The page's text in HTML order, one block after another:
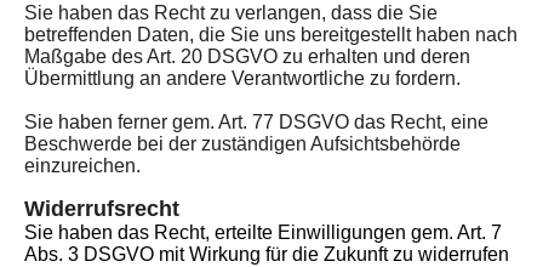
Sie haben das Recht zu verlangen, dass die Sie
betreffenden Daten, die Sie uns bereitgestellt haben nach
Maßgabe des Art. 20 DSGVO zu erhalten und deren
Übermittlung an andere Verantwortliche zu fordern.
Sie haben ferner gem. Art. 77 DSGVO das Recht, eine
Beschwerde bei der zuständigen Aufsichtsbehörde
einzureichen.
Widerrufsrecht
Sie haben das Recht, erteilte Einwilligungen gem. Art. 7
Abs. 3 DSGVO mit Wirkung für die Zukunft zu widerrufen